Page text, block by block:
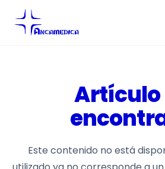
Artículo
Este contenido no está